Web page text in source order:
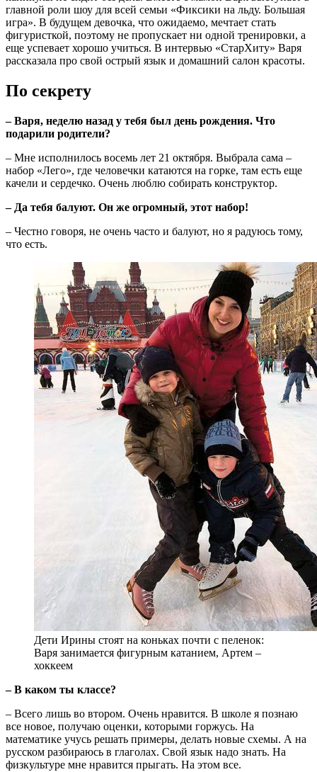
главной роли шоу для всей семьи «Фиксики на льду. Большая
игра». В будущем девочка, что ожидаемо, мечтает стать
фигуристкой, поэтому не пропускает ни одной тренировки, а
еще успевает хорошо учиться. В интервью «СтарХиту» Варя
рассказала про свой острый язык и домашний салон красоты.
По секрету
– Варя, неделю назад у тебя был день рождения. Что
подарили родители?
– Мне исполнилось восемь лет 21 октября. Выбрала сама –
набор «Лего», где человечки катаются на горке, там есть еще
качели и сердечко. Очень люблю собирать конструктор.
– Да тебя балуют. Он же огромный, этот набор!
– Честно говоря, не очень часто и балуют, но я радуюсь тому,
что есть.
Дети Ирины стоят на коньках почти с пеленок:
Варя занимается фигурным катанием, Артем –
хоккеем
– В каком ты классе?
– Всего лишь во втором. Очень нравится. В школе я познаю
все новое, получаю оценки, которыми горжусь. На
математике учусь решать примеры, делать новые схемы. А на
русском разбираюсь в глаголах. Свой язык надо знать. На
физкультуре мне нравится прыгать. На этом все.